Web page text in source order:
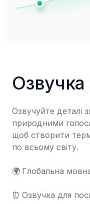
Озвучка
Озвучуйте деталі
природними
щоб створити
по всьому світу.
🌍	Глобальна мовна підтримка
⏰	Озвучка для